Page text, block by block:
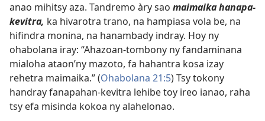
anao mihitsy aza. Tandremo àry sao maimaika hanapa-
kevitra, ka hivarotra trano, na hampiasa vola be, na
hifindra monina, na hanambady indray. Hoy ny
ohabolana iray: “Ahazoan-tombony ny fandaminana
mialoha ataon’ny mazoto, fa hahantra kosa izay
rehetra maimaika.” (Ohabolana 21:5) Tsy tokony
handray fanapahan-kevitra lehibe toy ireo ianao, raha
tsy efa misinda kokoa ny alahelonao.